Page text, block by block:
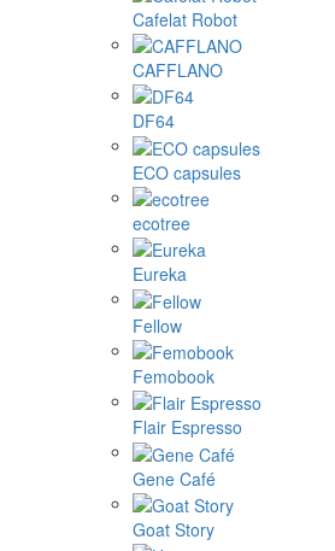
Cafelat Robot
CAFFLANO
DF64
ECO capsules
ecotree
Eureka
Fellow
Femobook
Flair Espresso
Gene Café
Goat Story